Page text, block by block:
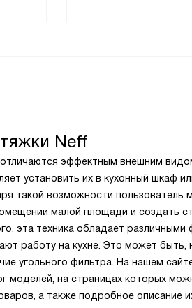
Neff
эффектным внешним
установить их в кухонный шкаф
такой возможности пользователь
малой площади и создать
эта техника обладает различными
работу на кухне. Это может быть,
угольного фильтра. На нашем
моделей, на страницах которых
а также подробное описание